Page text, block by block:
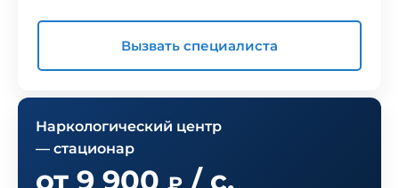
Вызвать специалиста
Наркологический центр
— стационар
от 9 900 / с.